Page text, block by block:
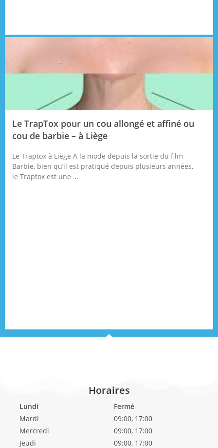
Le TrapTox pour un cou allongé et affiné ou
cou de barbie – à Liège
Le Traptox à Liège A la mode depuis la sortie du film
Barbie, bien qu’il est pratiqué depuis plusieurs années,
le Traptox est une …
Horaires
Lundi
Mardi
Mercredi
Jeudi
Fermé
09:00, 17:00
09:00, 17:00
09:00, 17:00